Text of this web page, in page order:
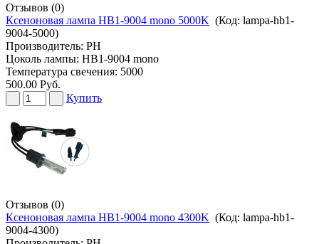
Отзывов (0)
Ксеноновая лампа HB1-9004 mono 5000K (Код: lampa-hb1-
9004-5000)
Производитель: PH
Цоколь лампы: HB1-9004 mono
Температура свечения: 5000
500.00 Руб.
Купить
Отзывов (0)
Ксеноновая лампа HB1-9004 mono 4300K (Код: lampa-hb1-
9004-4300)